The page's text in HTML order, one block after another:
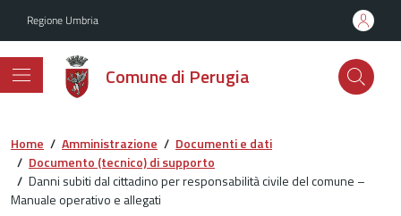
Regione Umbria
Comune di Perugia
Home / Amministrazione / Documenti e dati
/ Documento (tecnico) di supporto
/ Danni subiti dal cittadino per responsabilità civile del comune –
Manuale operativo e allegati